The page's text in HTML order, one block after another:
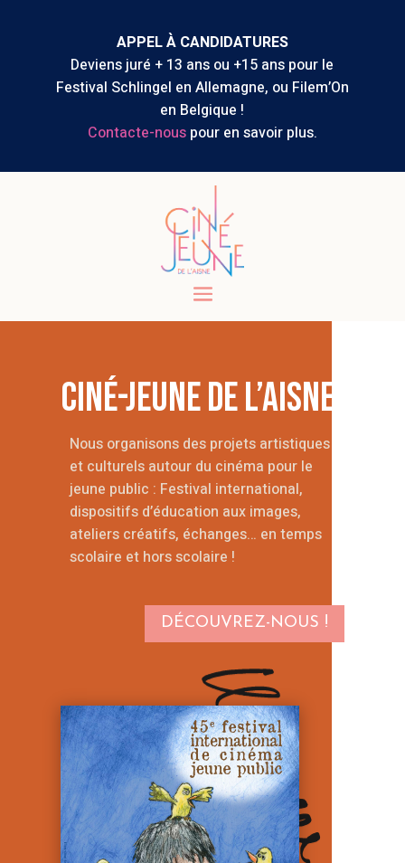
APPEL À CANDIDATURES
Deviens juré + 13 ans ou +15 ans pour le
Festival Schlingel en Allemagne, ou Filem’On
en Belgique !
Contacte-nouspour en savoir plus.
CINÉ-JEUNE DE L’AISNE
Nous organisons des projets artistiques
et culturels autour du cinéma pour le
jeune public : Festival international,
dispositifs d’éducation aux images,
ateliers créatifs, échanges… en temps
scolaire et hors scolaire !
DÉCOUVREZ-NOUS !